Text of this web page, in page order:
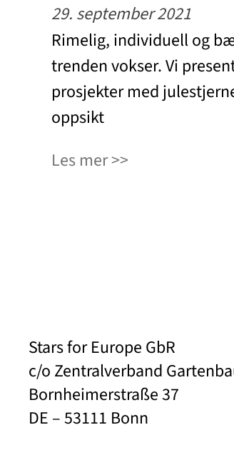
29. september 2021
Rimelig, individuell og
trenden vokser. Vi
prosjekter med
oppsikt
Les mer
Stars for Europe GbR
c/o Zentralverband
Bornheimerstraße 37
DE – 53111 Bonn